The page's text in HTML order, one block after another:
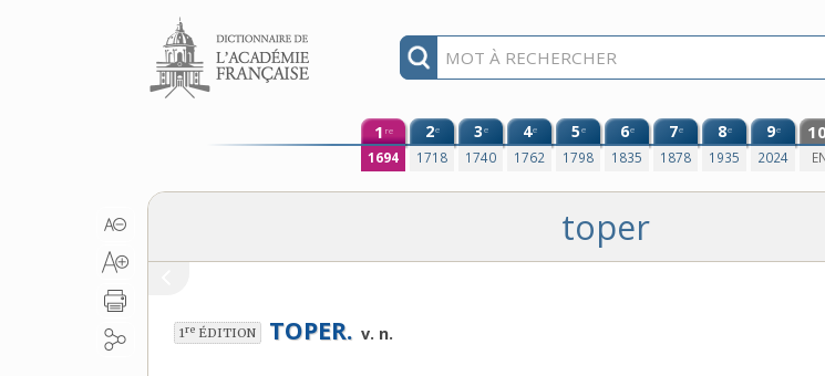
Aller au contenu
1 re
1694
2e
1718
3e
1740
4e
1762
5e
1798
6e
1835
7e
1878
8e
1935
9e
2024
toper
1re ÉDITION TOPER. v. n.